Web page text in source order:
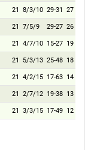
21 8/3/10 29-31 27
21 7/5/9 29-27 26
21 4/7/10 15-27 19
21 5/3/13 25-48 18
21 4/2/15 17-63 14
21 2/7/12 19-38 13
21 3/3/15 17-49 12